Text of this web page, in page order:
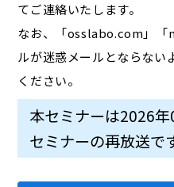
てご連絡いたします。
なお、「osslabo.com」
ルが迷惑メールとならない
ください。
本セミナーは2026
セミナーの再放送で